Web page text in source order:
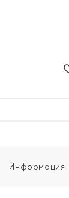
Информация